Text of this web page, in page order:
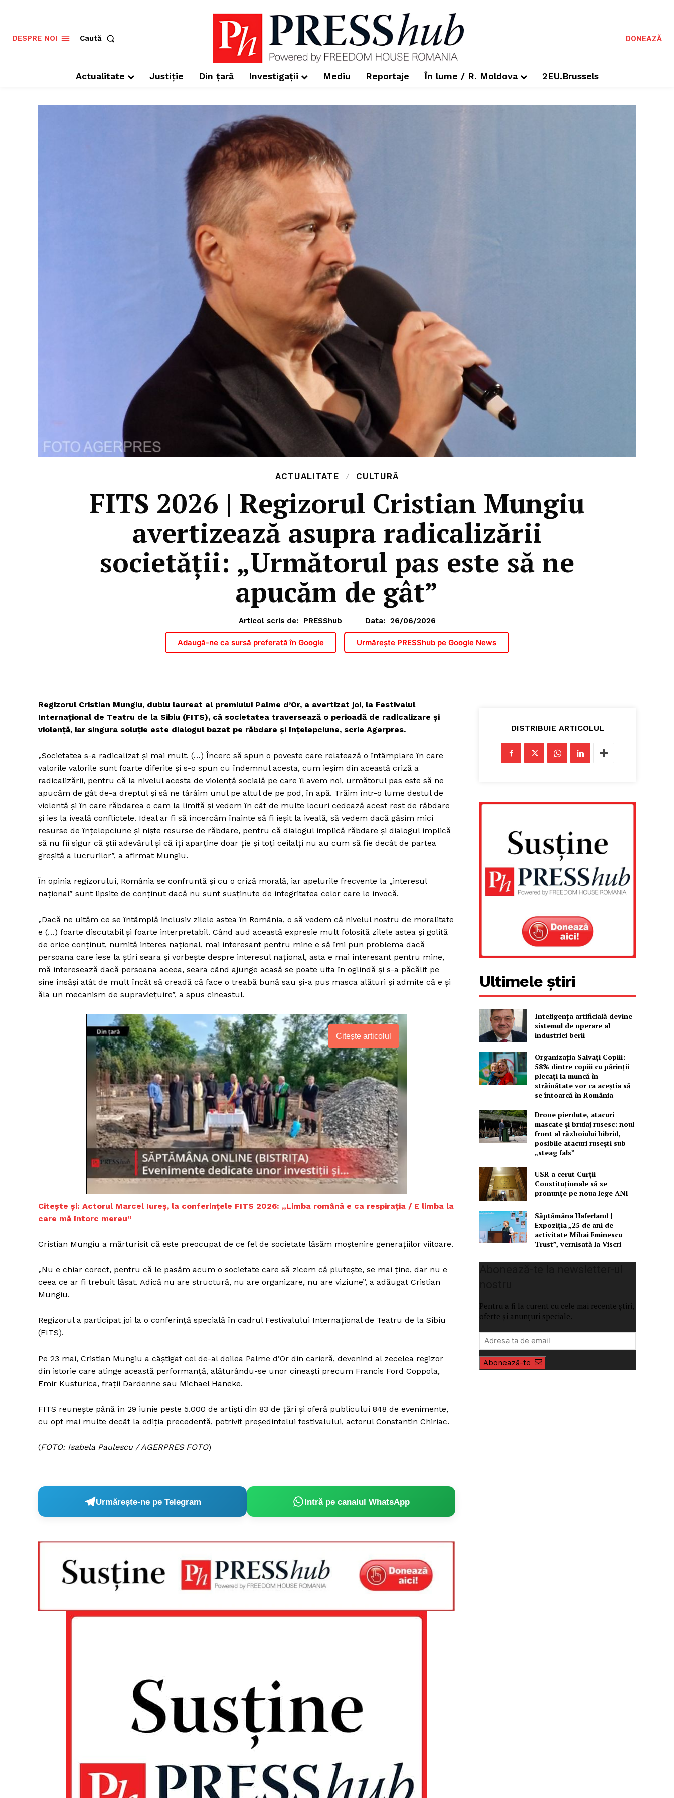
Un proiect
FREEDOM HOUSE
ROMÂNIA
PRESShub
Despre noi / Echipa
Proiecte editoriale
Rețea
Contact
DESPRE NOI Caută DONEAZĂ
Actualitate Justiție Din țară Investigații Mediu Reportaje În lume / R. Moldova 2EU.Brussels
ACTUALITATE CULTURĂ
FITS 2026 | Regizorul Cristian Mungiu
avertizează asupra radicalizării
societăţii: „Următorul pas este să ne
apucăm de gât”
Articol scris de: PRESShub Data: 26/06/2026
Adaugă-ne ca sursă preferată în Google Urmărește PRESShub pe Google News
Regizorul Cristian Mungiu, dublu laureat al premiului Palme d’Or, a avertizat joi, la Festivalul
Internaţional de Teatru de la Sibiu (FITS), că societatea traversează o perioadă de radicalizare şi
violenţă, iar singura soluţie este dialogul bazat pe răbdare şi înţelepciune, scrie Agerpres.
„Societatea s-a radicalizat şi mai mult. (…) Încerc să spun o poveste care relatează o întâmplare în care
valorile valorile sunt foarte diferite şi s-o spun cu îndemnul acesta, cum ieşim din această criză a
radicalizării, pentru că la nivelul acesta de violenţă socială pe care îl avem noi, următorul pas este să ne
apucăm de gât de-a dreptul şi să ne târâim unul pe altul de pe pod, în apă. Trăim într-o lume destul de
violentă şi în care răbdarea e cam la limită şi vedem în cât de multe locuri cedează acest rest de răbdare
şi ies la iveală conflictele. Ideal ar fi să încercăm înainte să fi ieşit la iveală, să vedem dacă găsim mici
resurse de înţelepciune şi nişte resurse de răbdare, pentru că dialogul implică răbdare şi dialogul implică
să nu fii sigur că ştii adevărul şi că îţi aparţine doar ţie şi toţi ceilalţi nu au cum să fie decât de partea
greşită a lucrurilor”, a afirmat Mungiu.
În opinia regizorului, România se confruntă şi cu o criză morală, iar apelurile frecvente la „interesul
naţional” sunt lipsite de conţinut dacă nu sunt susţinute de integritatea celor care le invocă.
„Dacă ne uităm ce se întâmplă inclusiv zilele astea în România, o să vedem că nivelul nostru de moralitate
e (…) foarte discutabil şi foarte interpretabil. Când aud această expresie mult folosită zilele astea şi golită
de orice conţinut, numită interes naţional, mai interesant pentru mine e să îmi pun problema dacă
persoana care iese la ştiri seara şi vorbeşte despre interesul naţional, asta e mai interesant pentru mine,
mă interesează dacă persoana aceea, seara când ajunge acasă se poate uita în oglindă şi s-a păcălit pe
sine însăşi atât de mult încât să creadă că face o treabă bună sau şi-a pus masca alături şi admite că e şi
ăla un mecanism de supravieţuire”, a spus cineastul.
Citește articolul
Citește și: Actorul Marcel Iureș, la conferințele FITS 2026: „Limba română e ca respirația / E limba la
care mă întorc mereu”
Cristian Mungiu a mărturisit că este preocupat de ce fel de societate lăsăm moştenire generaţiilor viitoare.
„Nu e chiar corect, pentru că le pasăm acum o societate care să zicem că pluteşte, se mai ţine, dar nu e
ceea ce ar fi trebuit lăsat. Adică nu are structură, nu are organizare, nu are viziune”, a adăugat Cristian
Mungiu.
Regizorul a participat joi la o conferinţă specială în cadrul Festivalului Internaţional de Teatru de la Sibiu
(FITS).
Pe 23 mai, Cristian Mungiu a câştigat cel de-al doilea Palme d’Or din carieră, devenind al zecelea regizor
din istorie care atinge această performanţă, alăturându-se unor cineaşti precum Francis Ford Coppola,
Emir Kusturica, fraţii Dardenne sau Michael Haneke.
FITS reuneşte până în 29 iunie peste 5.000 de artişti din 83 de ţări şi oferă publicului 848 de evenimente,
cu opt mai multe decât la ediţia precedentă, potrivit preşedintelui festivalului, actorul Constantin Chiriac.
(FOTO: Isabela Paulescu / AGERPRES FOTO)
Urmărește-ne pe Telegram Intră pe canalul WhatsApp
DISTRIBUIE ARTICOLUL
Ultimele știri
Inteligența artificială devine
sistemul de operare al
industriei berii
Organizația Salvați Copiii:
58% dintre copiii cu părinții
plecați la muncă în
străinătate vor ca aceștia să
se întoarcă în România
Drone pierdute, atacuri
mascate și bruiaj rusesc: noul
front al războiului hibrid,
posibile atacuri rusești sub
„steag fals”
USR a cerut Curții
Constituționale să se
pronunțe pe noua lege ANI
Săptămâna Haferland |
Expoziţia „25 de ani de
activitate Mihai Eminescu
Trust”, vernisată la Viscri
Pentru a fi la curent cu cele mai recente știri,
oferte și anunțuri speciale.
Abonează-te